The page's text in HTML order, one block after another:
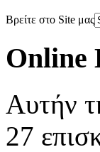
Βρείτε στο Site μας
Online
Αυτήν
27